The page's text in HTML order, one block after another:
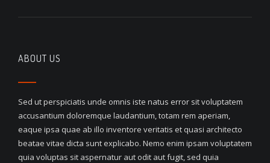
ABOUT US
Sed ut perspiciatis unde omnis iste natus error sit voluptatem
accusantium doloremque laudantium, totam rem aperiam,
eaque ipsa quae ab illo inventore veritatis et quasi architecto
beatae vitae dicta sunt explicabo. Nemo enim ipsam voluptatem
quia voluptas sit aspernatur aut odit aut fugit, sed quia